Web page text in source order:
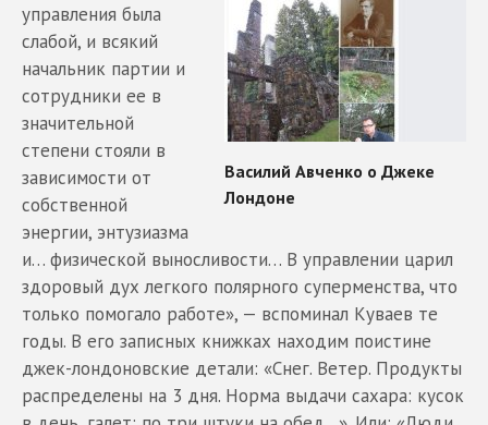
управления была
слабой, и всякий
начальник партии и
сотрудники ее в
значительной
степени стояли в
зависимости от
собственной
энергии, энтузиазма
и… физической выносливости… В управлении царил
здоровый дух легкого полярного суперменства, что
только помогало работе», — вспоминал Куваев те
годы. В его записных книжках находим поистине
джек-лондоновские детали: «Снег. Ветер. Продукты
распределены на 3 дня. Норма выдачи сахара: кусок